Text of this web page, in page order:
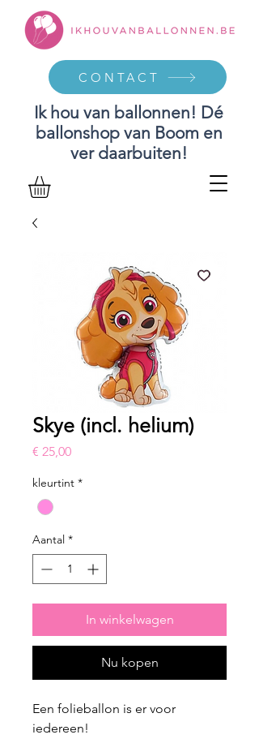
Ik hou van ballonnen! Dé
ballonshop van Boom en
ver daarbuiten!
CONTACT
Skye (incl. helium)
€ 25,00Prijs
kleurtint *
Aantal *
In winkelwagen
Nu kopen
Een folieballon is er voor
iedereen!